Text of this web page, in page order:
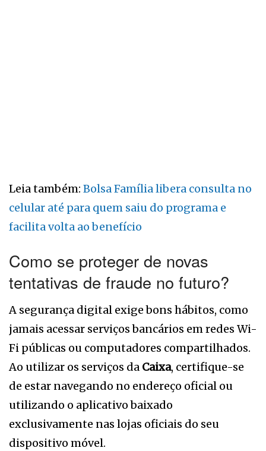
Leia também: Bolsa Família libera consulta no
celular até para quem saiu do programa e
facilita volta ao benefício
Como se proteger de novas
tentativas de fraude no futuro?
A segurança digital exige bons hábitos, como
jamais acessar serviços bancários em redes Wi-
Fi públicas ou computadores compartilhados.
Ao utilizar os serviços da Caixa, certifique-se
de estar navegando no endereço oficial ou
utilizando o aplicativo baixado
exclusivamente nas lojas oficiais do seu
dispositivo móvel.